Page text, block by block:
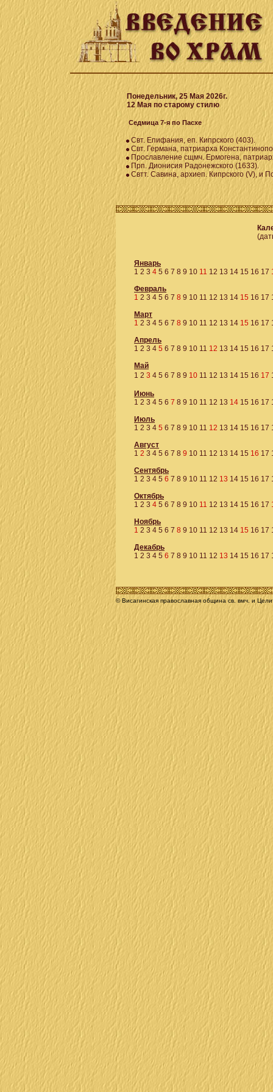
Понедельник, 25 Мая 2026г.
12 Мая по старому стилю
Седмица 7-я по Пасхе
Свт. Епифания, еп. Кипрского (403).
Свт. Германа, патриарха
Прославление сщмч. Ермогена,
Прп. Дионисия Радонежского (1633).
Свтт. Савина, архиеп. Кипрского (V), и
Январь
1 2 3 4 5 6 7 8 9 10 11 12 13 14 15 16 17
Февраль
1 2 3 4 5 6 7 8 9 10 11 12 13 14 15 16 17
Март
1 2 3 4 5 6 7 8 9 10 11 12 13 14 15 16 17
Апрель
1 2 3 4 5 6 7 8 9 10 11 12 13 14 15 16 17
Май
1 2 3 4 5 6 7 8 9 10 11 12 13 14 15 16 17
Июнь
1 2 3 4 5 6 7 8 9 10 11 12 13 14 15 16 17
Июль
1 2 3 4 5 6 7 8 9 10 11 12 13 14 15 16 17
Август
1 2 3 4 5 6 7 8 9 10 11 12 13 14 15 16 17
Сентябрь
1 2 3 4 5 6 7 8 9 10 11 12 13 14 15 16 17
Октябрь
1 2 3 4 5 6 7 8 9 10 11 12 13 14 15 16 17
Ноябрь
1 2 3 4 5 6 7 8 9 10 11 12 13 14 15 16 17
Декабрь
1 2 3 4 5 6 7 8 9 10 11 12 13 14 15 16 17
© Висагинская православная община св. вмч. и